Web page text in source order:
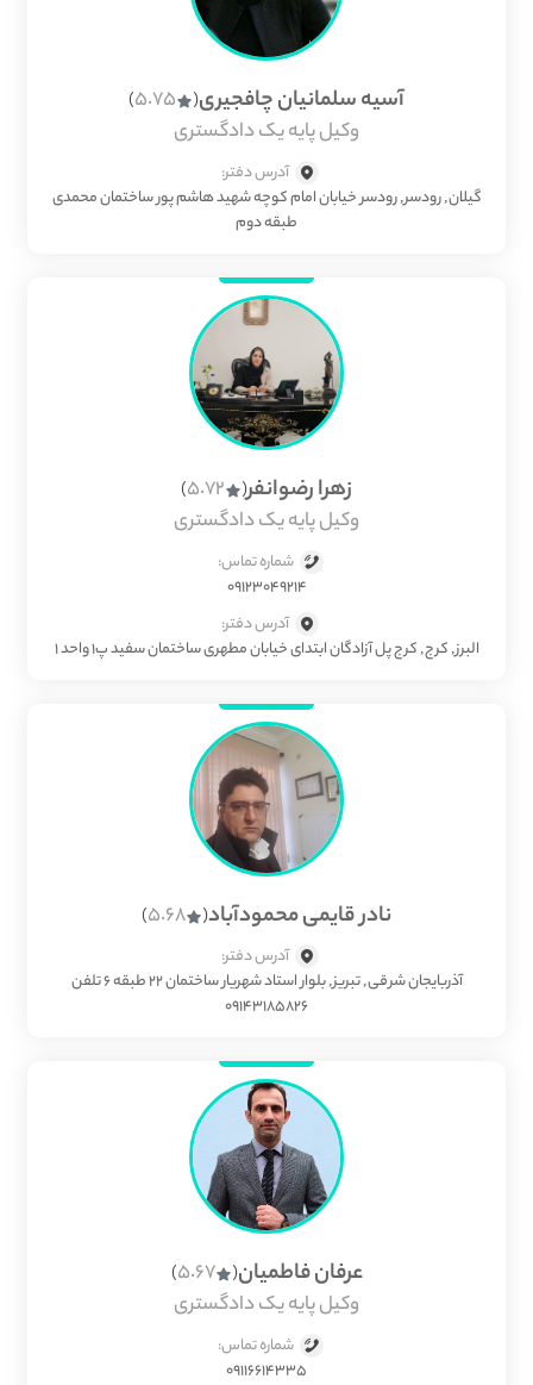
آسیه سلمانیان چافجیری(
5.75
)
وکیل پایه یک دادگستری
آدرس دفتر:
گیلان, رودسر, رودسر خیابان امام کوچه شهید هاشم پور ساختمان محمدی
طبقه دوم
زهرا رضوانفر(
5.72
)
وکیل پایه یک دادگستری
شماره تماس:
09123049214
آدرس دفتر:
البرز, کرج, کرج پل آزادگان ابتدای خیابان مطهری ساختمان سفید پ۱ واحد ۱
نادر قایمی محمودآباد(
5.68
)
آدرس دفتر:
آذربایجان شرقی, تبریز, بلوار استاد شهریار ساختمان ۲۲ طبقه ۶ تلفن
۰۹۱۴۳۱۸۵۸۲۶
عرفان فاطمیان(
5.67
)
وکیل پایه یک دادگستری
شماره تماس:
09116614335